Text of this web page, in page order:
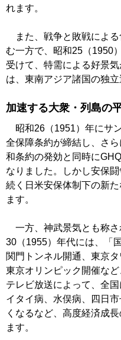
れます。
また、戦争と敗戦による
む一方で、昭和25（1950
受けて、特需による好景
は、東南アジア諸国の独
加速する大衆・列島の
昭和26（1951）年にサ
全保障条約が締結し、さ
和条約の発効と同時に
なりました。しかし安保
続く日米安保体制下の新
ます。
一方、神武景気とも称さ
30（1955）年代には、「
関門トンネル開通、東京
東京オリンピック開催な
テレビ放送によって、全
イタイ病、水俣病、四日
くなるなど、高度経済成
ます。